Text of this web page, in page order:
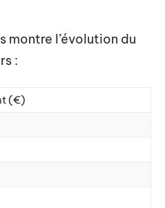
montre l’évolution du
:
(€)